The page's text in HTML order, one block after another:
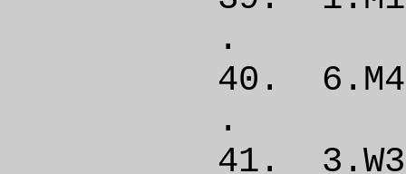
.
40.
.
41.